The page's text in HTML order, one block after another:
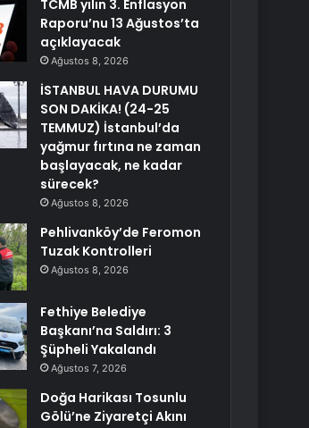
TCMB yılın 3. Enflasyon
Raporu’nu 13 Ağustos’ta
açıklayacak
Ağustos 8, 2026
İSTANBUL HAVA DURUMU
SON DAKİKA! (24-25
TEMMUZ) İstanbul’da
yağmur fırtına ne zaman
başlayacak, ne kadar
sürecek?
Ağustos 8, 2026
Pehlivanköy’de Feromon
Tuzak Kontrolleri
Ağustos 8, 2026
Fethiye Belediye
Başkanı’na Saldırı: 3
Şüpheli Yakalandı
Ağustos 7, 2026
Doğa Harikası Tosunlu
Gölü’ne Ziyaretçi Akını